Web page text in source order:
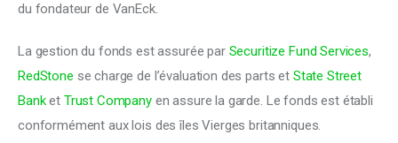
du fondateur de VanEck.
La gestion du fonds est assurée par Securitize Fund Services,
RedStone se charge de l’évaluation des parts et State Street
Banket Trust Companyen assure la garde. Le fonds est établi
conformément aux lois des îles Vierges britanniques.